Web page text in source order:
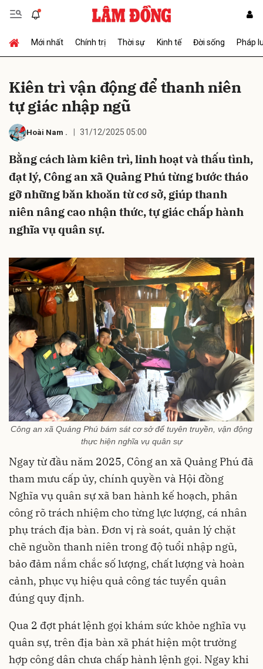
Mới nhất Chính trị Thời sự Kinh tế Đời sống Pháp
Kiên trì vận động để thanh niên
tự giác nhập ngũ
Hoài Nam . 31/12/2025 05:00
Bằng cách làm kiên trì, linh hoạt và thấu tình,
đạt lý, Công an xã Quảng Phú từng bước tháo
gỡ những băn khoăn từ cơ sở, giúp thanh
niên nâng cao nhận thức, tự giác chấp hành
nghĩa vụ quân sự.
Công an xã Quảng Phú bám sát cơ sở để tuyên truyền, vận động
thực hiện nghĩa vụ quân sự
Ngay từ đầu năm 2025, Công an xã Quảng Phú đã
tham mưu cấp ủy, chính quyền và Hội đồng
Nghĩa vụ quân sự xã ban hành kế hoạch, phân
công rõ trách nhiệm cho từng lực lượng, cá nhân
phụ trách địa bàn. Đơn vị rà soát, quản lý chặt
chẽ nguồn thanh niên trong độ tuổi nhập ngũ,
bảo đảm nắm chắc số lượng, chất lượng và hoàn
cảnh, phục vụ hiệu quả công tác tuyển quân
đúng quy định.
Qua 2 đợt phát lệnh gọi khám sức khỏe nghĩa vụ
quân sự, trên địa bàn xã phát hiện một trường
hợp công dân chưa chấp hành lệnh gọi. Ngay khi
Gửi bình luận
Hủy Gửi